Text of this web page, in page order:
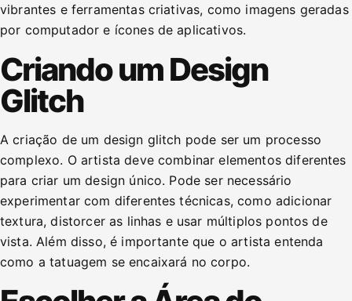
vibrantes e ferramentas criativas, como imagens geradas
por computador e ícones de aplicativos.
Criando um Design
Glitch
A criação de um design glitch pode ser um processo
complexo. O artista deve combinar elementos diferentes
para criar um design único. Pode ser necessário
experimentar com diferentes técnicas, como adicionar
textura, distorcer as linhas e usar múltiplos pontos de
vista. Além disso, é importante que o artista entenda
como a tatuagem se encaixará no corpo.